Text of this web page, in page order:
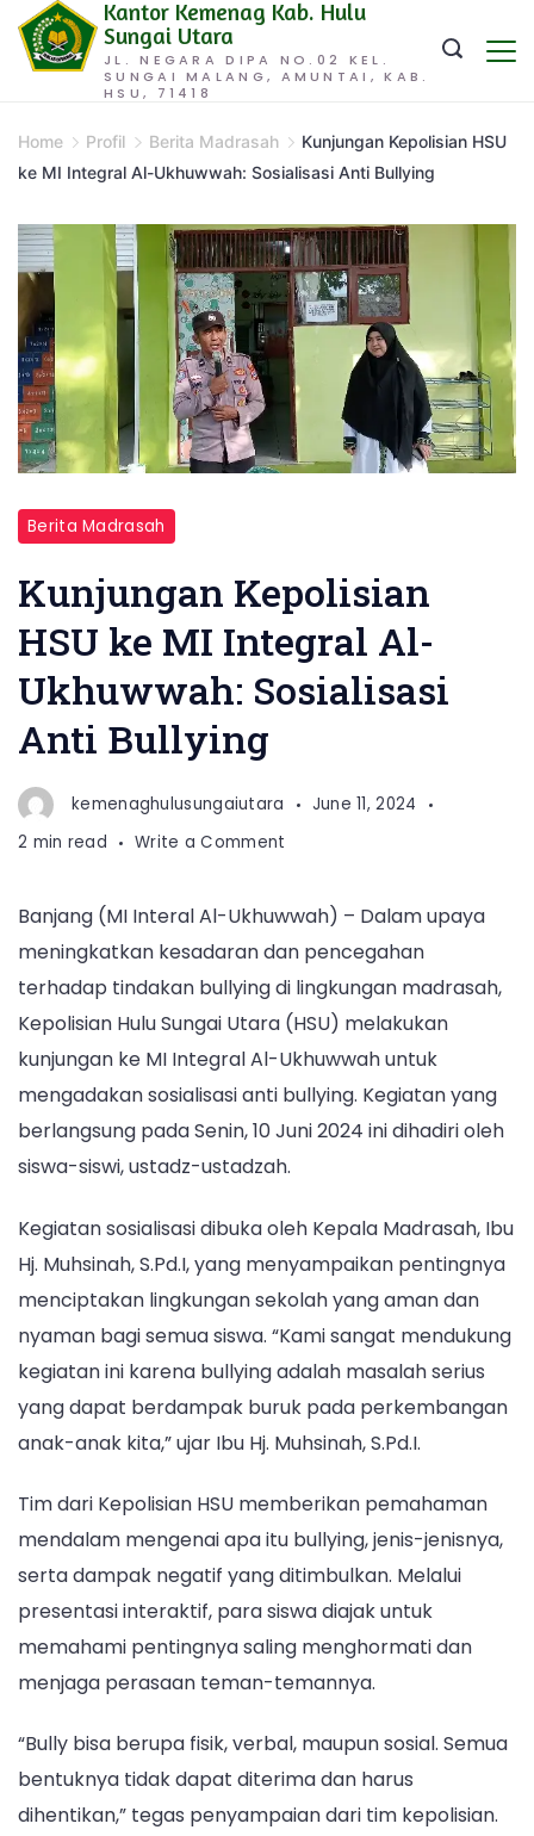
Skip
JL. NEGARA DIPA NO.02 KEL.
SUNGAI MALANG, AMUNTAI, KAB.
HSU, 71418
Kantor Kemenag Kab. Hulu
Sungai Utara
Home Profil Berita Madrasah
Kunjungan Kepolisian HSU
ke MI Integral Al-Ukhuwwah: Sosialisasi Anti Bullying
Berita Madrasah
Kunjungan Kepolisian
HSU ke MI Integral Al-
Ukhuwwah: Sosialisasi
Anti Bullying
kemenaghulusungaiutara
June 11, 2024
2 min read
Write a Comment
HSU
ke
MI
Integral
Ukhuwwah:
Sosialisasi
Anti
Banjang (MI Interal Al-Ukhuwwah) – Dalam upaya
meningkatkan kesadaran dan pencegahan
terhadap tindakan bullying di lingkungan madrasah,
Kepolisian Hulu Sungai Utara (HSU) melakukan
kunjungan ke MI Integral Al-Ukhuwwah untuk
mengadakan sosialisasi anti bullying. Kegiatan yang
berlangsung pada Senin, 10 Juni 2024 ini dihadiri oleh
siswa-siswi, ustadz-ustadzah.
Kegiatan sosialisasi dibuka oleh Kepala Madrasah, Ibu
Hj. Muhsinah, S.Pd.I, yang menyampaikan pentingnya
menciptakan lingkungan sekolah yang aman dan
nyaman bagi semua siswa. “Kami sangat mendukung
kegiatan ini karena bullying adalah masalah serius
yang dapat berdampak buruk pada perkembangan
anak-anak kita,” ujar Ibu Hj. Muhsinah, S.Pd.I.
Tim dari Kepolisian HSU memberikan pemahaman
mendalam mengenai apa itu bullying, jenis-jenisnya,
serta dampak negatif yang ditimbulkan. Melalui
presentasi interaktif, para siswa diajak untuk
memahami pentingnya saling menghormati dan
menjaga perasaan teman-temannya.
“Bully bisa berupa fisik, verbal, maupun sosial. Semua
bentuknya tidak dapat diterima dan harus
dihentikan,” tegas penyampaian dari tim kepolisian.